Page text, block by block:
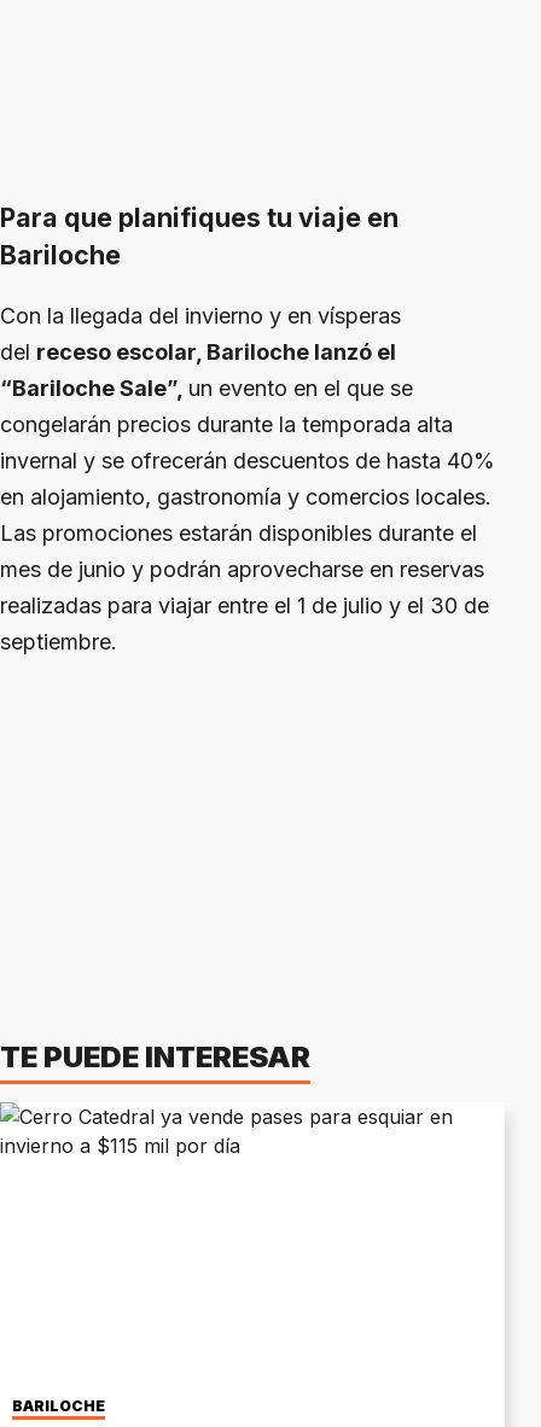
Para que planifiques tu viaje en
Bariloche
Con la llegada del invierno y en vísperas
del receso escolar, Bariloche lanzó el
“Bariloche Sale”, un evento en el que se
congelarán precios durante la temporada alta
invernal y se ofrecerán descuentos de hasta 40%
en alojamiento, gastronomía y comercios locales.
Las promociones estarán disponibles durante el
mes de junio y podrán aprovecharse en reservas
realizadas para viajar entre el 1 de julio y el 30 de
septiembre.
TE PUEDE INTERESAR
BARILOCHE